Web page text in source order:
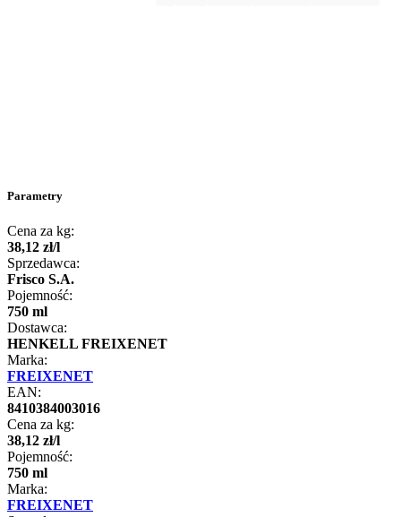
Parametry
Cena za kg:
38,12 zł/l
Sprzedawca:
Frisco S.A.
Pojemność:
750 ml
Dostawca:
HENKELL FREIXENET
Marka:
FREIXENET
EAN:
8410384003016
Cena za kg:
38,12 zł/l
Pojemność:
750 ml
Marka:
FREIXENET